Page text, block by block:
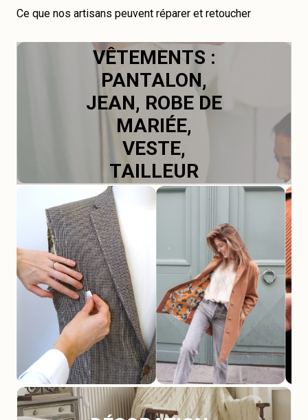
Ce que nos artisans peuvent réparer et retoucher
VÊTEMENTS :
PANTALON,
JEAN, ROBE DE
MARIÉE,
VESTE,
TAILLEUR